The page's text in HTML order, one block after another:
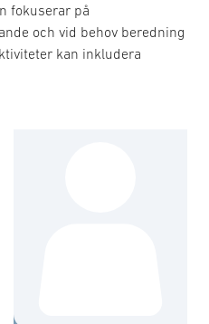
fokuserar på
och vid behov beredning
kan inkludera
fråga för gruppen är